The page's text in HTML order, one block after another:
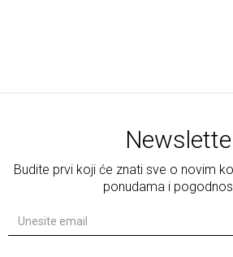
Budite prvi koji će znati sve o novim
ponudama i